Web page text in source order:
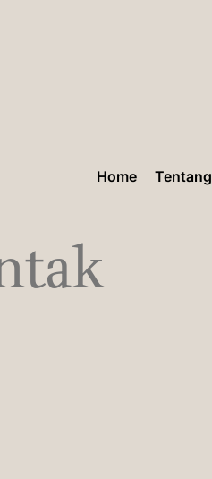
Home Tentang